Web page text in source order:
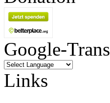
Google-Trans
Links